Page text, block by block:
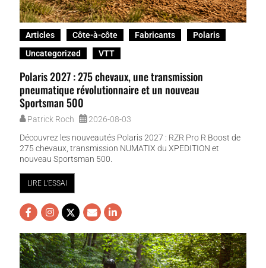
Articles Côte-à-côte Fabricants
Polaris
Uncategorized
VTT
Polaris 2027 : 275 chevaux, une transmission
pneumatique révolutionnaire et un nouveau
Sportsman 500
Patrick Roch
2026-08-03
Découvrez les nouveautés Polaris 2027 : RZR Pro R Boost de
275 chevaux, transmission NUMATIX du XPEDITION et
nouveau Sportsman 500.
LIRE L'ESSAI